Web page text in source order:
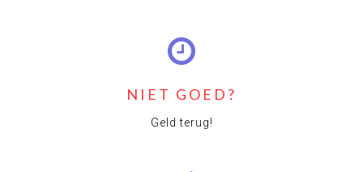
NIET GOED?
Geld terug!